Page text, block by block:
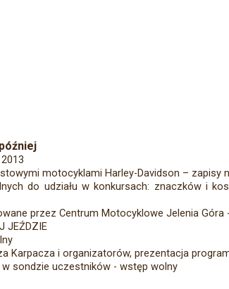
motocyklami Harley-Davidson – zapisy
do udziału w konkursach: znaczków i
przez Centrum Motocyklowe Jelenia Góra
JEŹDZIE
i organizatorów, prezentacja
sondzie uczestników - wstęp wolny